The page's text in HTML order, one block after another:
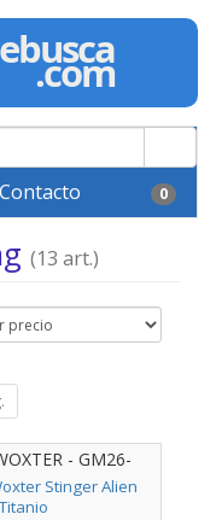
Contacto 0
(13 art.)
- GM26-
Stinger Alien